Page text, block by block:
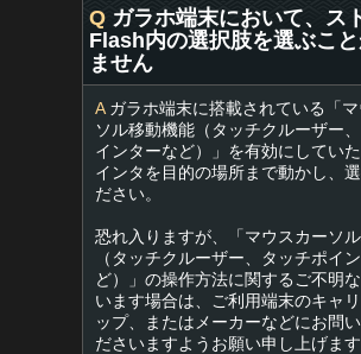
Q ガラホ端末において、ス
Flash内の選択肢を選ぶこと
ません
Aガラホ端末に搭載されている「マ
ソル移動機能（タッチクルーザー
インターなど）」を有効にしてい
インタを目的の場所まで動かし、選
ださい。
恐れ入りますが、「マウスカーソ
（タッチクルーザー、タッチポイ
ど）」の操作方法に関するご不明
います場合は、ご利用端末のキャ
ップ、またはメーカーなどにお問い
ださいますようお願い申し上げます